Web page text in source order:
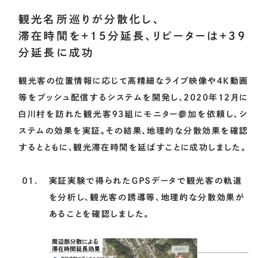
観光名所巡りが分散化し、
滞在時間を+15分延長、リピーターは+39
分延長に成功
観光客の位置情報に応じて高精細なライブ映像や4K動画
等をプッシュ配信するシステムを開発し、2020年12月に
白川村を訪れた観光客93組にモニター参加を依頼し、シ
ステムの効果を実証。その結果、地理的な分散効果を確認
するとともに、観光滞在時間を延ばすことに成功しました。
実証実験で得られたGPSデータで観光客の軌道
を分析し、観光客の誘導等、地理的な分散効果が
あることを確認しました。